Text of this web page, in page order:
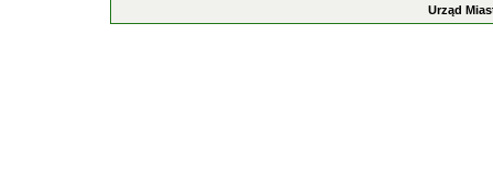
Urząd